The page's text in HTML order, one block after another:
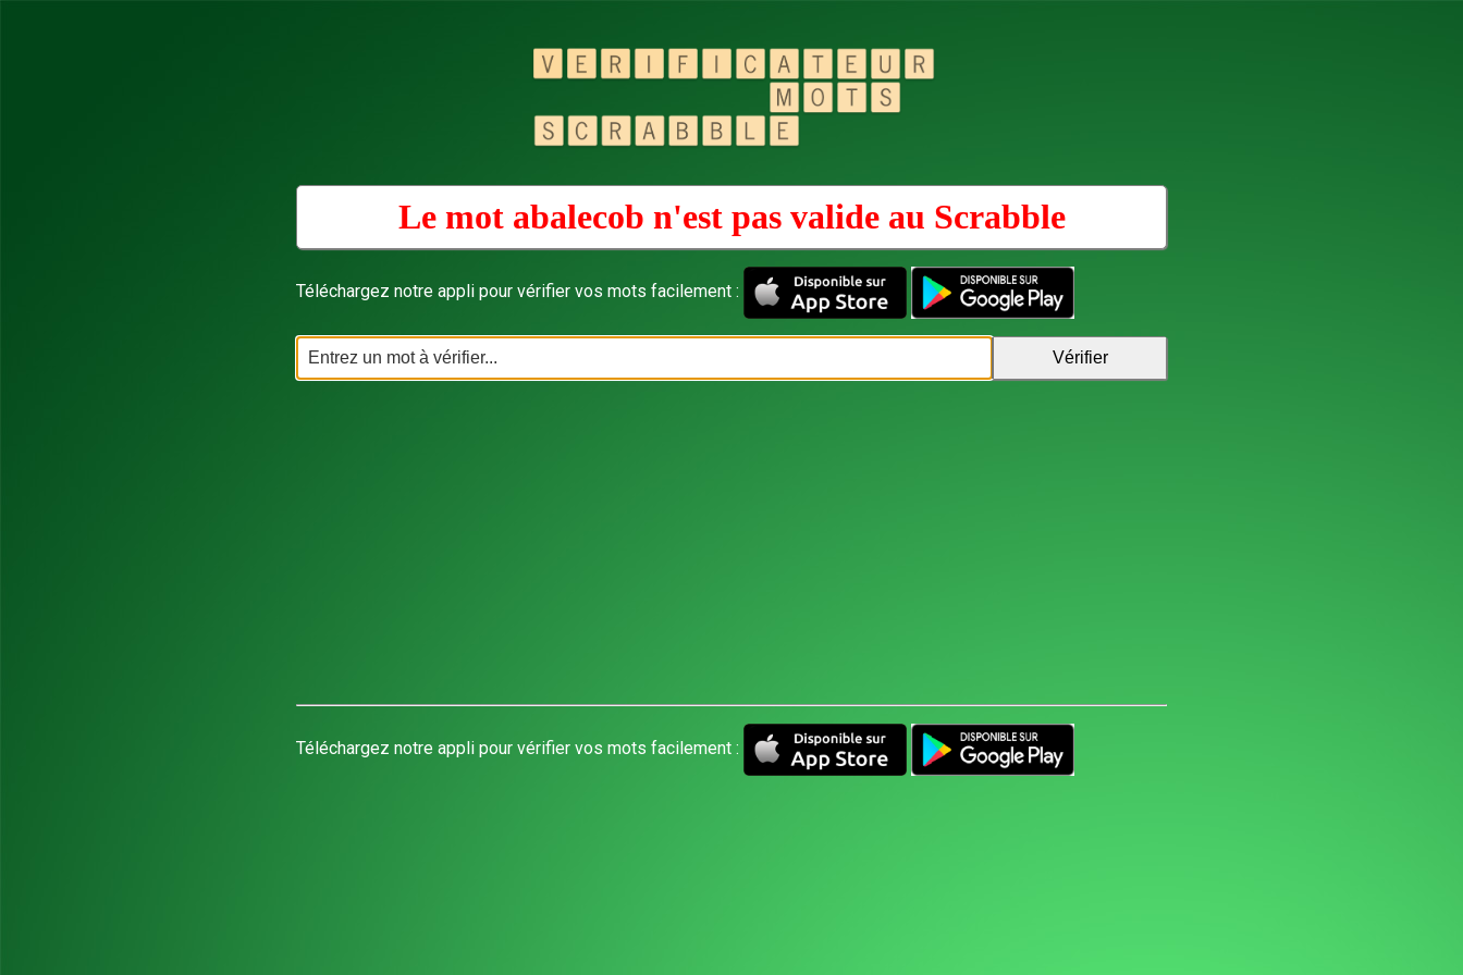
Le mot abalecob n'est pas valide au Scrabble
Téléchargez notre appli pour vérifier vos mots facilement :
Téléchargez notre appli pour vérifier vos mots facilement :